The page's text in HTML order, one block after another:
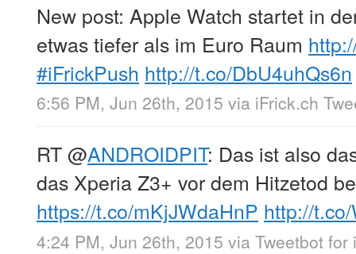
New post: Apple Watch startet in
etwas tiefer als im Euro Raum
#iFrickPush http://t.co/DbU4uhQs6n
6:56 PM, Jun 26th, 2015 via iFrick.ch
RT@ANDROIDPIT: Das ist also
das Xperia Z3+ vor dem Hitzetod
https://t.co/mKjJWdaHnP http://t.co/
4:24 PM, Jun 26th, 2015 via Tweetbot for